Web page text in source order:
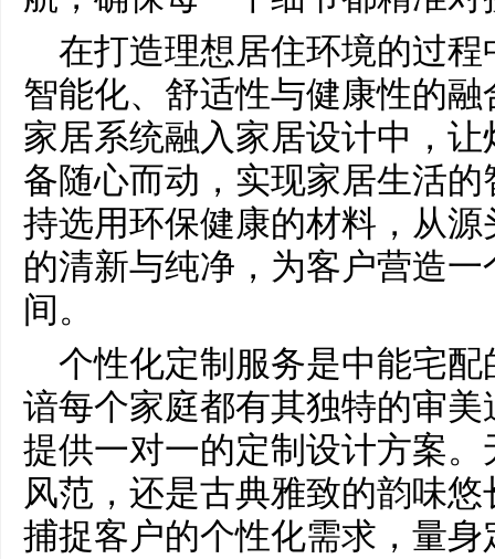
在打造理想居住环境的过
智能化、舒适性与健康性的
家居系统融入家居设计中，
备随心而动，实现家居生活
持选用环保健康的材料，从
的清新与纯净，为客户营造
间。
个性化定制服务是中能宅
谙每个家庭都有其独特的审
提供一对一的定制设计方案
风范，还是古典雅致的韵味
捕捉客户的个性化需求，量